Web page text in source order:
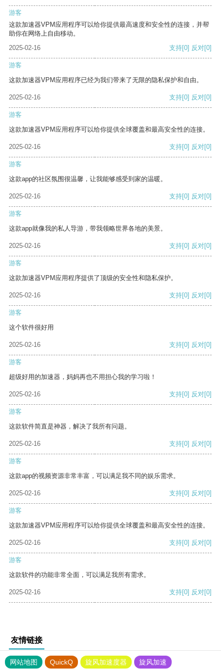
游客
这款加速器VPM应用程序可以给你提供最高速度和安全性的连接，并帮
助你在网络上自由移动。
2025-02-16
支持[0] 反对[0]
游客
这款加速器VPM应用程序已经为我们带来了无限的隐私保护和自由。
2025-02-16 支持[0] 反对[0]
游客
这款加速器VPM应用程序可以给你提供全球覆盖和最高安全性的连接。
2025-02-16 支持[0] 反对[0]
游客
这款app的社区氛围很温馨，让我能够感受到家的温暖。
2025-02-16 支持[0] 反对[0]
游客
这款app就像我的私人导游，带我领略世界各地的美景。
2025-02-16 支持[0] 反对[0]
游客
这款加速器VPM应用程序提供了顶级的安全性和隐私保护。
2025-02-16 支持[0] 反对[0]
游客
这个软件很好用
2025-02-16 支持[0] 反对[0]
游客
超级好用的加速器，妈妈再也不用担心我的学习啦！
2025-02-16 支持[0] 反对[0]
游客
这款软件简直是神器，解决了我所有问题。
2025-02-16 支持[0] 反对[0]
游客
这款app的视频资源非常丰富，可以满足我不同的娱乐需求。
2025-02-16 支持[0] 反对[0]
游客
这款加速器VPM应用程序可以给你提供全球覆盖和最高安全性的连接。
2025-02-16 支持[0] 反对[0]
游客
这款软件的功能非常全面，可以满足我所有需求。
2025-02-16 支持[0] 反对[0]
友情链接
网站地图 QuickQ 旋风加速度器 旋风加速